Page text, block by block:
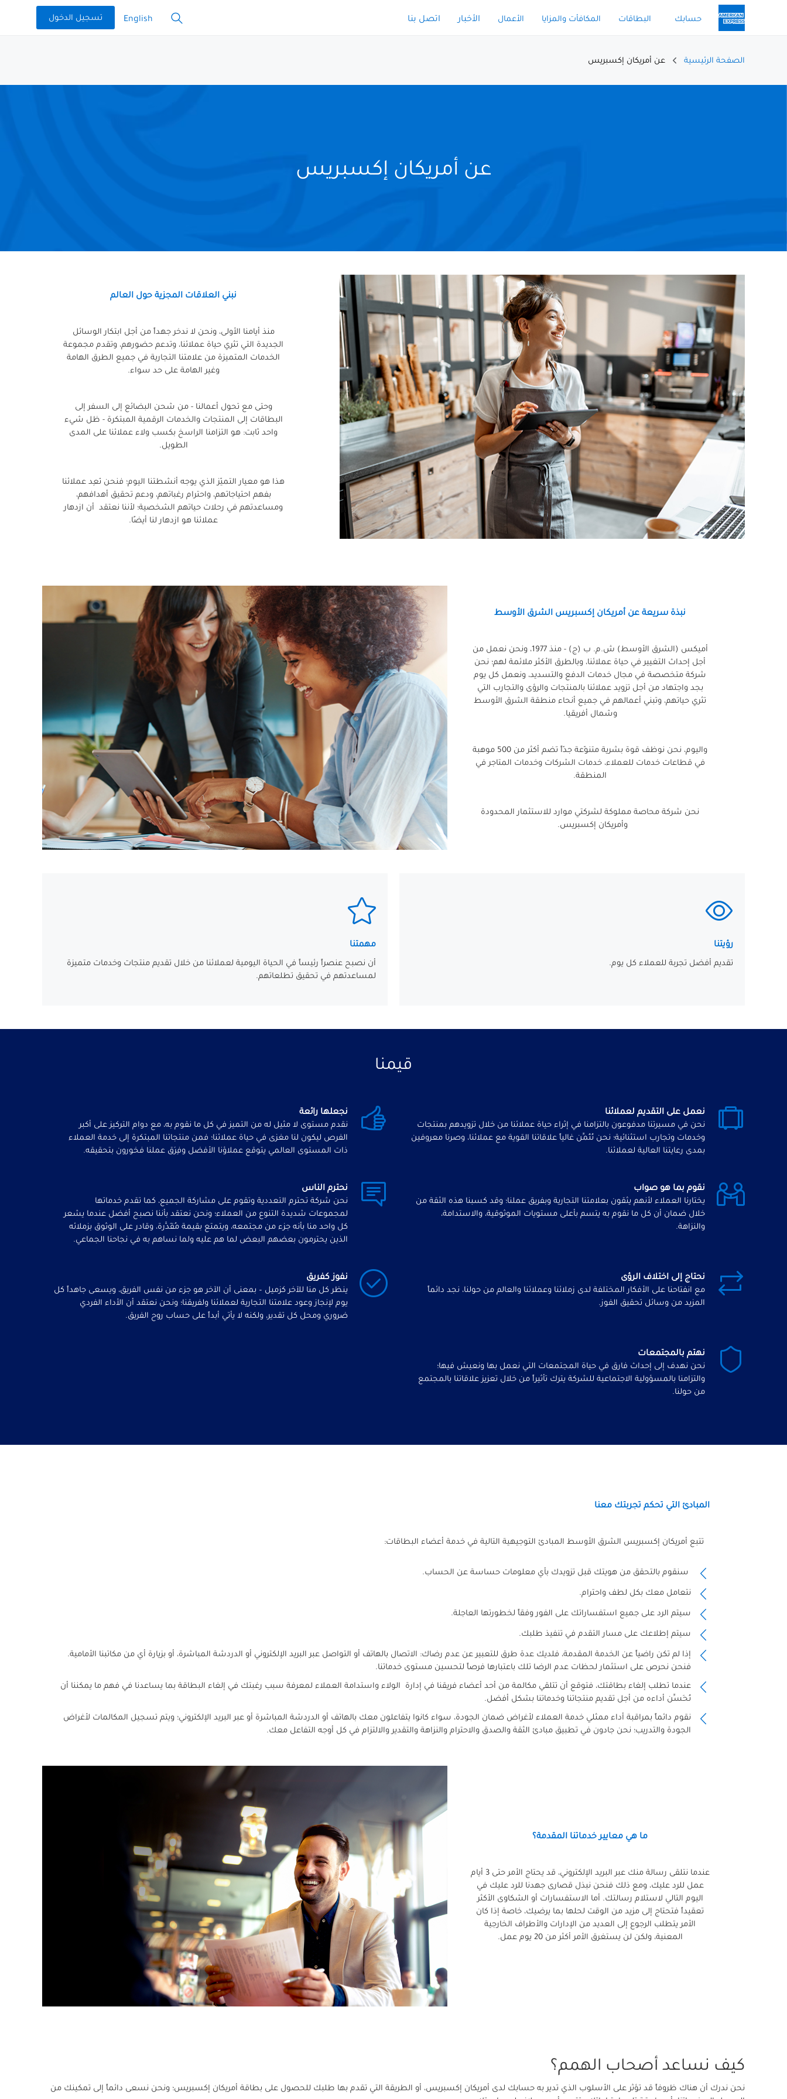
حسابك البطاقات المكافأت والمزايا الأعمال الأخبار اتصل بنا English تسجيل الدخول
الصفحة الرئيسية عن أمريكان إكسبريس
عن أمريكان إكسبريس
نبني العلاقات المجزية حول العالم
منذ أيامنا الأولى، ونحن لا ندخر جهداً من أجل ابتكار الوسائل
الجديدة التي تثري حياة عملائنا، وتدعم حضورهم، وتقدم مجموعة
الخدمات المتميزة من علامتنا التجارية في جميع الطرق الهامة
وغير الهامة على حد سواء.
وحتى مع تحول أعمالنا - من شحن البضائع إلى السفر إلى
البطاقات إلى المنتجات والخدمات الرقمية المبتكرة - ظل شيء
واحد ثابت: هو التزامنا الراسخ بكسب ولاء عملائنا على المدى
الطويل.
هذا هو معيار التميّز الذي يوجه أنشطتنا اليوم؛ فنحن نَعِد عملائنا
بفهم احتياجاتهم، واحترام رغباتهم، ودعم تحقيق أهدافهم،
ومساعدتهم في رحلات حياتهم الشخصية؛ لأننا نعتقد أن ازدهار
عملائنا هو ازدهار لنا أيضًا.
نبذة سريعة عن أمريكان إكسبريس الشرق الأوسط
أميكس (الشرق الأوسط) ش.م. ب (ج) - منذ 1977، ونحن نعمل من
أجل إحداث التغيير في حياة عملائنا، وبالطرق الأكثر ملائمة لهم؛ نحن
شركة متخصصة في مجال خدمات الدفع والتسديد، ونعمل كل يوم
بجد واجتهاد من أجل تزويد عملائنا بالمنتجات والرؤى والتجارب التي
تثري حياتهم، وتبني أعمالهم في جميع أنحاء منطقة الشرق الأوسط
وشمال أفريقيا.
واليوم، نحن نوظف قوة بشرية متنوّعة جدّاً تضم أكثر من 500 موهبة
في قطاعات خدمات للعملاء، خدمات الشركات وخدمات المتاجر في
المنطقة.
نحن شركة محاصة مملوكة لشركتي موارد للاستثمار المحدودة
وأمريكان إكسبريس.
رؤيتنا
تقديم أفضل تجربة للعملاء كل يوم.
مهمتنا
أن نصبح عنصراً رئيساً في الحياة اليومية لعملائنا من خلال تقديم منتجات وخدمات متميزة
لمساعدتهم في تحقيق تطلعاتهم.
قيمنا
نعمل على التقديم لعملائنا
نحن في مسيرتنا مدفوعون بالتزامنا في إثراء حياة عملائنا من خلال تزويدهم بمنتجات
وخدمات وتجارب استثنائية؛ نحن نُثَمِّن غالياً علاقاتنا القوية مع عملائنا، وصرنا معروفين
بمدى رعايتنا العالية لعملائنا.
نجعلها رائعة
نقدم مستوى لا مثيل له من التميز في كل ما نقوم به، مع دوام التركيز على أكبر
الفرص ليكون لنا مغزى في حياة عملائنا؛ فمن منتجاتنا المبتكرة إلى خدمة العملاء
ذات المستوى العالمي يتوقع عملاؤنا الأفضل وفِرَق عملنا فخورون بتحقيقه.
نقوم بما هو صواب
يختارنا العملاء لأنهم يثقون بعلامتنا التجارية وبفريق عملنا؛ وقد كسبنا هذه الثقة من
خلال ضمان أن كل ما نقوم به يتسم بأعلى مستويات الموثوقية، والاستدامة،
والنزاهة.
نحترم الناس
نحن شركة تحترم التعددية وتقوم على مشاركة الجميع، كما تقدم خدماتها
لمجموعات شديدة التنوع من العملاء؛ ونحن نعتقد بأننا نصبح أفضل عندما يشعر
كل واحد منا بأنه جزء من مجتمعه، ويتمتع بقيمة مُقَدَّرة، وقادر على الوثوق بزملائه
الذين يحترمون بعضهم البعض لما هم عليه ولما نساهم به في نجاحنا الجماعي.
نحتاج إلى اختلاف الرؤى
مع انفتاحنا على الأفكار المختلفة لدى زملائنا وعملائنا والعالم من حولنا، نجد دائماً
المزيد من وسائل تحقيق الفوز.
نفوز كفريق
ينظر كل منا للآخر كزميل – بمعنى أن الآخر هو جزء من نفس الفريق، ويسعى جاهداً كل
يوم لإنجاز وعود علامتنا التجارية لعملائنا ولفريقنا؛ ونحن نعتقد أن الأداء الفردي
ضروري ومحل كل تقدير، ولكنه لا يأتي أبداً على حساب روح الفريق.
نهتم بالمجتمعات
نحن نهدف إلى إحداث فارق في حياة المجتمعات التي نعمل بها ونعيش فيها؛
والتزامنا بالمسؤولية الاجتماعية للشركة يترك تأثيراً من خلال تعزيز علاقاتنا بالمجتمع
من حولنا.
المبادئ التي تحكم تجربتك معنا
تتبع أمريكان إكسبريس الشرق الأوسط المبادئ التوجيهية التالية في خدمة أعضاء البطاقات:
سنقوم بالتحقق من هويتك قبل تزويدك بأي معلومات حساسة عن الحساب.
نتعامل معك بكل لطف واحترام.
سيتم الرد على جميع استفساراتك على الفور وفقاً لخطورتها العاجلة.
سيتم إطلاعك على مسار التقدم في تنفيذ طلبك.
إذا لم تكن راضياً عن الخدمة المقدمة، فلديك عدة طرق للتعبير عن عدم رضاك: الاتصال بالهاتف أو التواصل عبر البريد الإلكتروني أو الدردشة المباشرة، أو بزيارة أي من مكاتبنا الأمامية.
فنحن نحرص على استثمار لحظات عدم الرضا تلك باعتبارها فرصاً لتحسين مستوى خدماتنا.
عندما تطلب إلغاء بطاقتك، فتوقع أن تتلقي مكالمة من أحد أعضاء فريقنا في إدارة الولاء واستدامة العملاء لمعرفة سبب رغبتك في إلغاء البطاقة بما يساعدنا في فهم ما يمكننا أن
نُحَسِّن أداءه من أجل تقديم منتجاتنا وخدماتنا بشكل أفضل.
نقوم دائماً بمراقبة أداء ممثلي خدمة العملاء لأغراض ضمان الجودة، سواء كانوا يتفاعلون معك بالهاتف أو الدردشة المباشرة أو عبر البريد الإلكتروني؛ ويتم تسجيل المكالمات لأغراض
الجودة والتدريب؛ نحن جادون في تطبيق مبادئ الثقة والصدق والاحترام والنزاهة والتقدير والالتزام في كل أوجه التفاعل معك.
ما هي معايير خدماتنا المقدمة؟
عندما نتلقى رسالة منك عبر البريد الإلكتروني، قد يحتاج الأمر حتى 3 أيام
عمل للرد عليك، ومع ذلك فنحن نبذل قصارى جهدنا للرد عليك في
اليوم التالي لاستلام رسالتك. أما الاستفسارات أو الشكاوى الأكثر
تعقيداً فتحتاج إلى مزيد من الوقت لحلها بما يرضيك، خاصة إذا كان
الأمر يتطلب الرجوع إلى العديد من الإدارات والأطراف الخارجية
المعنية، ولكن لن يستغرق الأمر أكثر من 20 يوم عمل.
كيف نساعد أصحاب الهمم؟
نحن ندرك أن هناك ظروفاً قد تؤثر على الأسلوب الذي تدير به حسابك لدى أمريكان إكسبريس، أو الطريقة التي تقدم بها طلبك للحصول على بطاقة أمريكان إكسبريس؛ ونحن نسعى دائماً إلى تمكينك من